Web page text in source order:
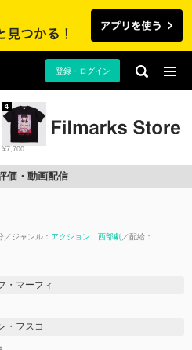
登録・ログイン
¥7,700
4
価・動画配信
ジャンル： アクション 西部劇
配給：
・マーフィ
・フスコ